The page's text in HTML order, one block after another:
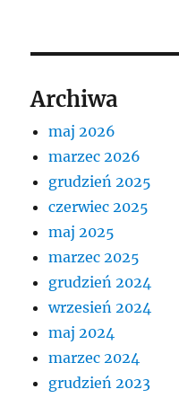
Archiwa
maj 2026
marzec 2026
grudzień 2025
czerwiec 2025
maj 2025
marzec 2025
grudzień 2024
wrzesień 2024
maj 2024
marzec 2024
grudzień 2023